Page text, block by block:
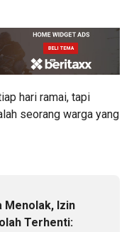
hari ramai, tapi
seorang warga yang
Menolak, Izin
Terhenti: